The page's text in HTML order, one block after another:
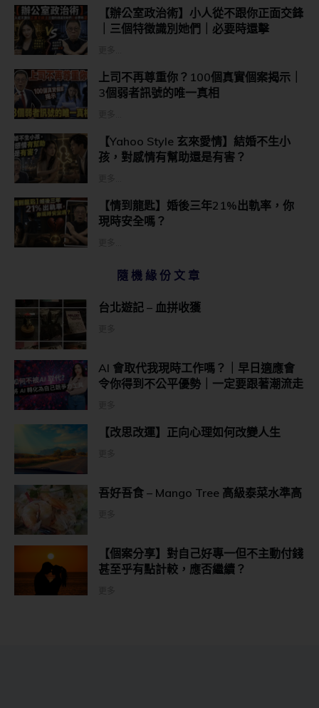
【辦公室政治術】小人從不跟你正面交鋒
｜三個特徵識別她們｜必要時還擊
上司不再尊重你？100個真實個案揭示｜
3個弱者訊號的唯一真相
【Yahoo Style 玄來愛情】結婚不生小
孩，對感情有幫助還是有害？
【情到龍匙】婚後三年21%出軌率，你
現時安全嗎？
隨機緣份文章
台北遊記 – 血拼收獲
AI 會取代我現時工作嗎？｜早日適應會
令你得到不公平優勢｜一定要跟著潮流走
【改思改運】正向心理如何改變人生
吾好吾食 – Mango Tree 高級泰菜水準高
【個案分享】對自己好專一但不主動付錢
甚至乎有點計較，應否繼續？